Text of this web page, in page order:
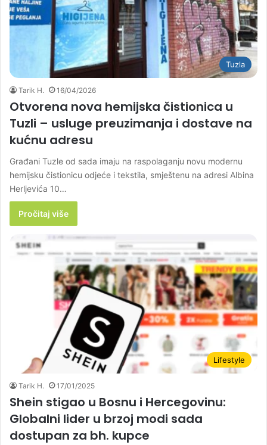
Tuzla
Tarik H. 16/04/2026
Otvorena nova hemijska čistionica u
Tuzli – usluge preuzimanja i dostave na
kućnu adresu
Građani Tuzle od sada imaju na raspolaganju novu modernu
hemijsku čistionicu odjeće i tekstila, smještenu na adresi Albina
Herljevića 10…
Pročitaj više
Lifestyle
Tarik H. 17/01/2025
Shein stigao u Bosnu i Hercegovinu:
Globalni lider u brzoj modi sada
dostupan za bh. kupce